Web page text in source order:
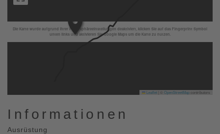
Die Karte wurde aufgrund Ihrer Privatsphäreeinstellungen deaktiviert, klicken Sie auf das Fingerprint Symbol
unten links und aktivieren Sie Google Maps um die Karte zu nutzen.
Leaflet OpenStreetMapcontributors
Informationen
Ausrüstung